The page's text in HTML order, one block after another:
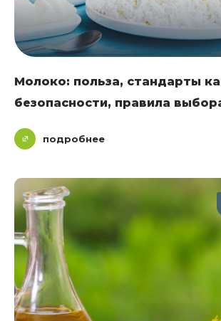
Молоко: польза, стандарты
безопасности, правила
подробнее